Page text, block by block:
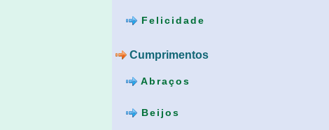
Felicidade
Cumprimentos
Abraços
Beijos